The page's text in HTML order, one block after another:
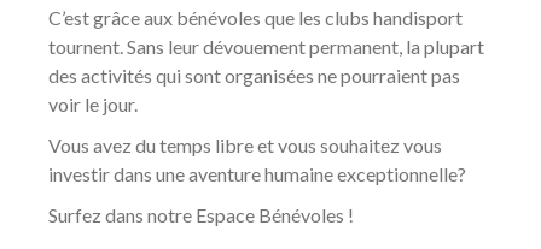
C’est grâce aux bénévoles que les clubs handisport
tournent. Sans leur dévouement permanent, la plupart
des activités qui sont organisées ne pourraient pas
voir le jour.
Vous avez du temps libre et vous souhaitez vous
investir dans une aventure humaine exceptionnelle?
Surfez dans notre Espace Bénévoles !